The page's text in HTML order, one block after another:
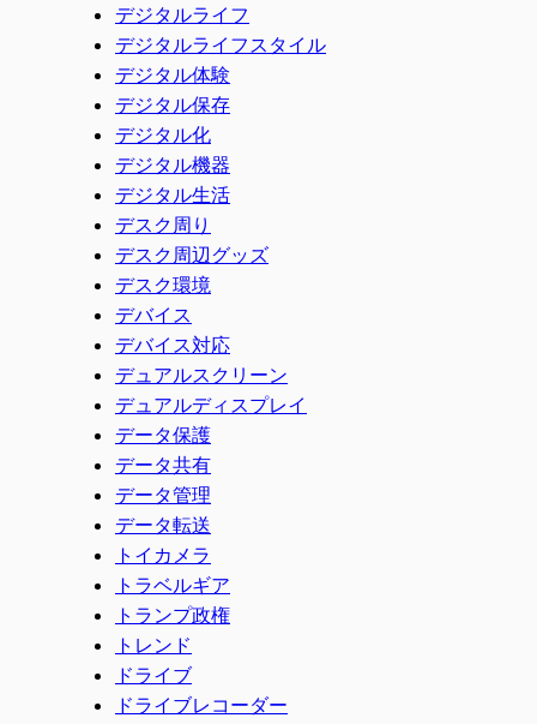
デジタルライフ
デジタルライフスタイル
デジタル体験
デジタル保存
デジタル化
デジタル機器
デジタル生活
デスク周り
デスク周辺グッズ
デスク環境
デバイス
デバイス対応
デュアルスクリーン
デュアルディスプレイ
データ保護
データ共有
データ管理
データ転送
トイカメラ
トラベルギア
トランプ政権
トレンド
ドライブ
ドライブレコーダー